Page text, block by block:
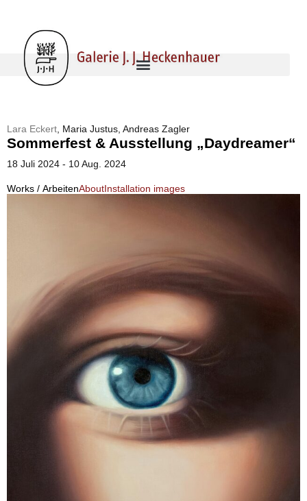
Lara Eckert , Maria Justus, Andreas Zagler
Sommerfest & Ausstellung „Daydreamer“
18 Juli 2024 - 10 Aug. 2024
Works / ArbeitenAboutInstallation images